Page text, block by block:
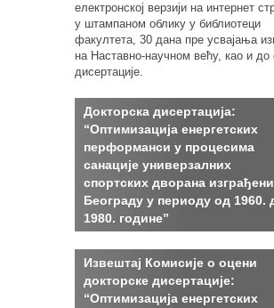
електронској верзији на интернет
у штампаном облику у библиотеци
факултета, 30 дана пре усвајања
на Наставно-научном већу, као и до
дисертације.
Докторска дисертација:
“Оптимизација енергетских
перформанси у процесима
санације универзалних
спортских дворана
Београду у периоду од 1960.
1980. године”
Извештај Комисије о оцени
докторске дисертације:
“Оптимизација енергетских